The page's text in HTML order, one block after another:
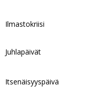
Ilmastokriisi
Juhlapäivät
Itsenäisyyspäivä